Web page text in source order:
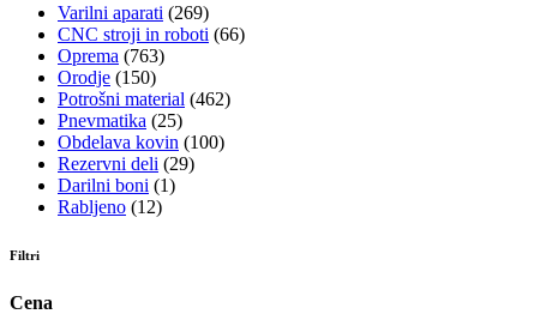
Varilni aparati (269)
CNC stroji in roboti (66)
Oprema (763)
Orodje (150)
Potrošni material (462)
Pnevmatika (25)
Obdelava kovin (100)
Rezervni deli (29)
Darilni boni (1)
Rabljeno (12)
Filtri
Cena